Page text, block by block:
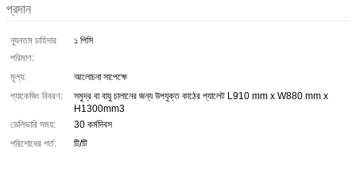
প্রদান
ন্যূনতম চাহিদার
পরিমাণ:
১ পিসি
মূল্য:
আলোচনা সাপেক্ষে
প্যাকেজিং বিবরণ:
সমুদ্র বা বায়ু চালানের জন্য উপযুক্ত কাঠের প্যালেট L910 mm x W880 mm x
H1300mm3
ডেলিভারি সময়:
30 কর্মদিবস
পরিশোধের শর্ত:
টি/টি